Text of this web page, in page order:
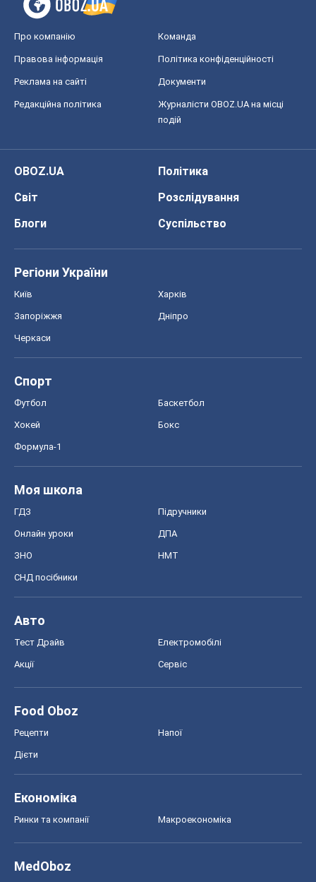
Про компанію Команда
Правова інформація Політика конфіденційності
Реклама на сайті Документи
Редакційна політика
Журналісти OBOZ.UA на місці
подій
OBOZ.UA
Політика
Світ
Розслідування
Блоги
Суспільство
Регіони України
Київ Харків
Запоріжжя Дніпро
Черкаси
Спорт
Футбол Баскетбол
Хокей Бокс
Формула-1
Моя школа
ГДЗ Підручники
Онлайн уроки ДПА
ЗНО НМТ
СНД посібники
Авто
Тест Драйв Електромобілі
Акції Сервіс
Food Oboz
Рецепти Напої
Дієти
Економіка
Ринки та компанії Макроекономіка
MedOboz